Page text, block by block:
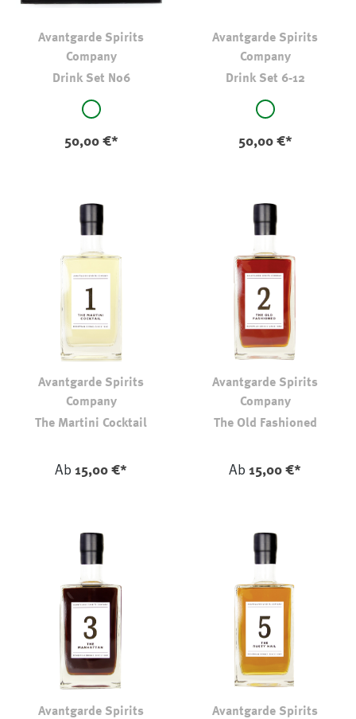
Avantgarde Spirits
Company
Drink Set No6
auswählen
original
50,00 €*
Avantgarde Spirits
Company
Drink Set 6-12
auswählen
original
50,00 €*
Avantgarde Spirits
Company
The Martini Cocktail
Ab 15,00 €*
Avantgarde Spirits
Company
The Old Fashioned
Ab 15,00 €*
Avantgarde Spirits
Avantgarde Spirits